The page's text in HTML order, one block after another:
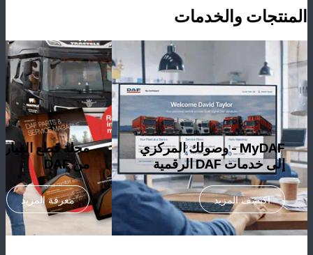
المنتجات والخدمات
MyDAF - وصولك المركزي
إلى خدمات DAF الرقمية
اكتشف المزيد
مجلة قطع
من DAF
معرفة المزيد